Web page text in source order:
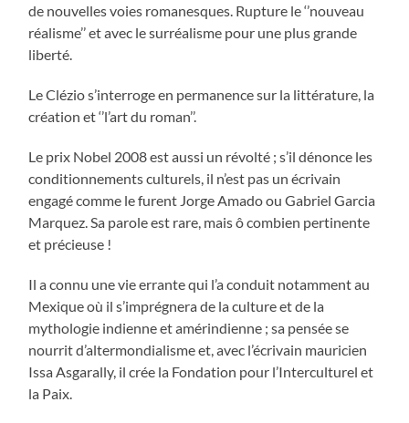
de nouvelles voies romanesques. Rupture le ‘’nouveau
réalisme’’ et avec le surréalisme pour une plus grande
liberté.
Le Clézio s’interroge en permanence sur la littérature, la
création et ‘’l’art du roman’’.
Le prix Nobel 2008 est aussi un révolté ; s’il dénonce les
conditionnements culturels, il n’est pas un écrivain
engagé comme le furent Jorge Amado ou Gabriel Garcia
Marquez. Sa parole est rare, mais ô combien pertinente
et précieuse !
Il a connu une vie errante qui l’a conduit notamment au
Mexique où il s’imprégnera de la culture et de la
mythologie indienne et amérindienne ; sa pensée se
nourrit d’altermondialisme et, avec l’écrivain mauricien
Issa Asgarally, il crée la Fondation pour l’Interculturel et
la Paix.